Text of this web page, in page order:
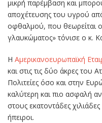
μικρή παρέμβαση και
αποχέτευσης του υγρού
οφθαλμού, που θεωρείται
γλαυκώματος» τόνισε ο κ.
Η Αμερικανοευρωπαϊκή
και στις τις δύο άκρες του
Πολιτείες όσο και στην
καλύτερη και πιο ασφαλή
στους εκατοντάδες
ήπειροι.